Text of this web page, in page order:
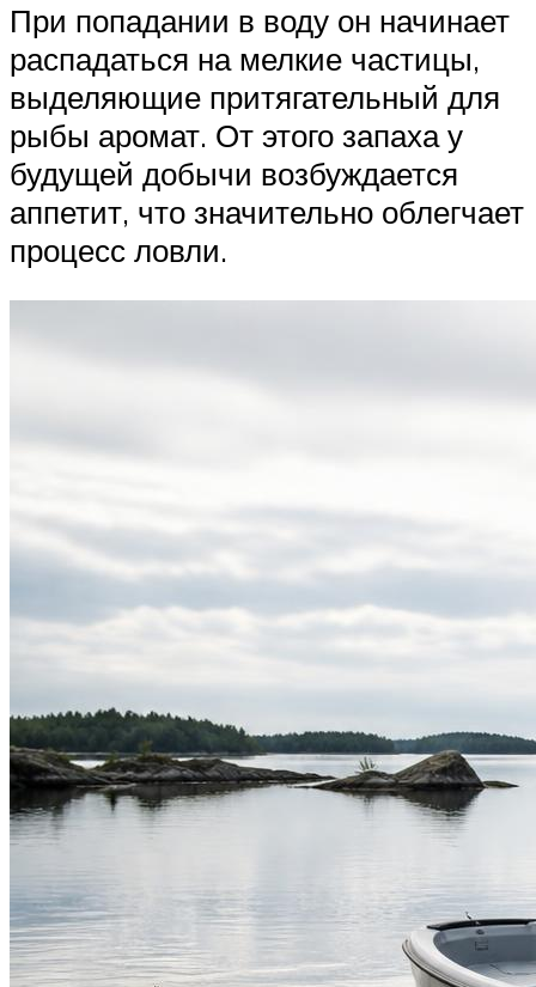
При попадании в воду он начинает
распадаться на мелкие частицы,
выделяющие притягательный для
рыбы аромат. От этого запаха у
будущей добычи возбуждается
аппетит, что значительно облегчает
процесс ловли.